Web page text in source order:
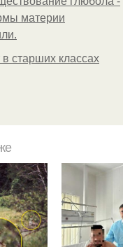
материи
в старших классах